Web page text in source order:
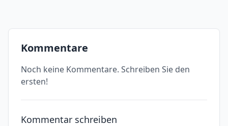
Kommentare
Noch keine Kommentare. Schreiben Sie den
ersten!
Kommentar schreiben